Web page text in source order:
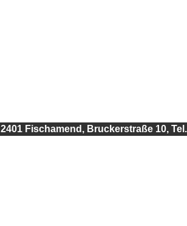
2401 Fischamend, Bruckerstraße 10,